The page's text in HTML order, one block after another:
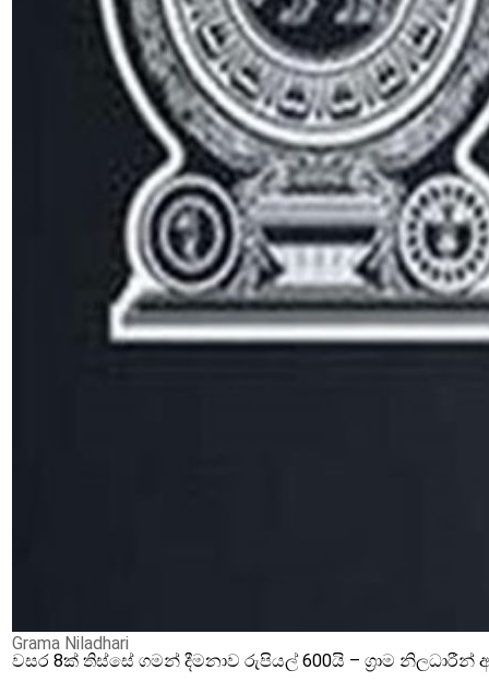
Grama Niladhari
වසර 8ක් තිස්සේ ගමන් දීමනාව රුපියල් 600යි – ග්‍රාම